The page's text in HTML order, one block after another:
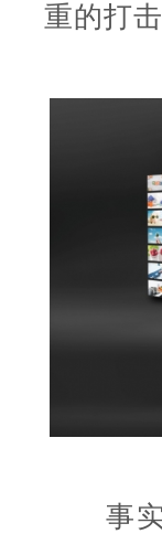
重的打
事实